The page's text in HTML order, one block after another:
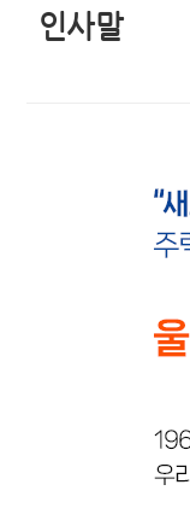
인사말